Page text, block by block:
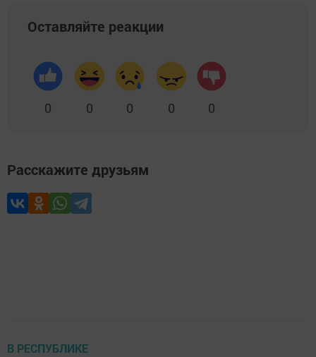
Оставляйте реакции
0 0 0 0 0
Расскажите друзьям
В РЕСПУБЛИКЕ